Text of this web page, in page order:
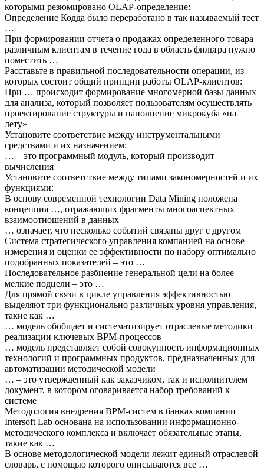
которыми резюмировано OLAP-определение:
Определение Кодда было переработано в так называемый тест
…
При формировании отчета о продажах определенного товара
различным клиентам в течение года в область фильтра нужно
поместить …
Расставьте в правильной последовательности операции, из
которых состоит общий принцип работы OLAP-клиентов:
При … происходит формирование многомерной базы данных
для анализа, который позволяет пользователям осуществлять
проектирование структуры и наполнение микрокуба «на
лету»
Установите соответствие между инструментальными
средствами и их назначением:
… – это программный модуль, который производит
вычисления
Установите соответствие между типами закономерностей и их
функциями:
В основу современной технологии Data Mining положена
концепция …, отражающих фрагменты многоаспектных
взаимоотношений в данных
… означает, что несколько событий связаны друг с другом
Система стратегического управления компанией на основе
измерения и оценки ее эффективности по набору оптимально
подобранных показателей – это …
Последовательное разбиение генеральной цели на более
мелкие подцели – это …
Для прямой связи в цикле управления эффективностью
выделяют три функционально различных уровня управления,
такие как …
… модель обобщает и систематизирует отраслевые методики
реализации ключевых ВРМ-процессов
… модель представляет собой совокупность информационных
технологий и программных продуктов, предназначенных для
автоматизации методической модели
… – это утвержденный как заказчиком, так и исполнителем
документ, в котором оговаривается набор требований к
системе
Методология внедрения ВРМ-систем в банках компании
Intersoft Lab основана на использовании информационно-
методического комплекса и включает обязательные этапы,
такие как …
В основе методологической модели лежит единый отраслевой
словарь, с помощью которого описываются все …